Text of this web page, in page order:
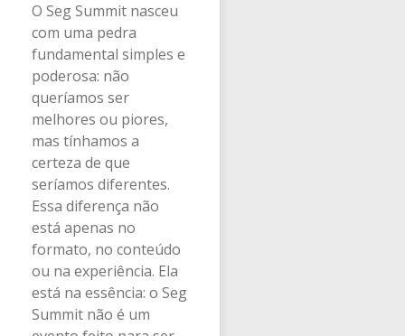
O Seg Summit nasceu
com uma pedra
fundamental simples e
poderosa: não
queríamos ser
melhores ou piores,
mas tínhamos a
certeza de que
seríamos diferentes.
Essa diferença não
está apenas no
formato, no conteúdo
ou na experiência. Ela
está na essência: o Seg
Summit não é um